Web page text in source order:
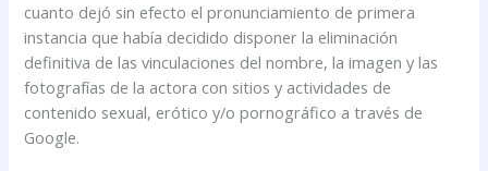
cuanto dejó sin efecto el pronunciamiento de primera
instancia que había decidido disponer la eliminación
definitiva de las vinculaciones del nombre, la imagen y las
fotografías de la actora con sitios y actividades de
contenido sexual, erótico y/o pornográfico a través de
Google.